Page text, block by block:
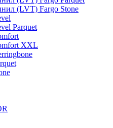
(LVT) Fargo Stone
Parquet
XXL